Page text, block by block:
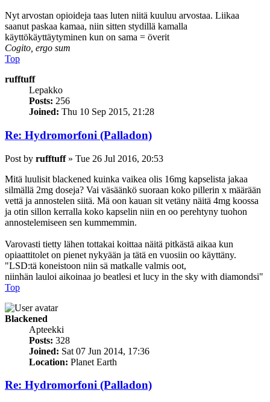
Nyt arvostan opioideja taas luten niitä kuuluu arvostaa. Liikaa
saanut paskaa kamaa, niin sitten stydillä kamalla
käyttökäyttäytyminen kun on sama = överit
Cogito, ergo sum
Top
rufftuff
Lepakko
Posts: 256
Joined: Thu 10 Sep 2015, 21:28
Re: Hydromorfoni (Palladon)
Post by rufftuff» Tue 26 Jul 2016, 20:53
Mitä luulisit blackened kuinka vaikea olis 16mg kapselista jakaa
silmällä 2mg doseja? Vai väsäänkö suoraan koko pillerin x määrään
vettä ja annostelen siitä. Mä oon kauan sit vetäny näitä 4mg koossa
ja otin sillon kerralla koko kapselin niin en oo perehtyny tuohon
annostelemiseen sen kummemmin.
Varovasti tietty lähen tottakai koittaa näitä pitkästä aikaa kun
opiaattitolet on pienet nykyään ja tätä en vuosiin oo käyttäny.
"LSD:tä koneistoon niin sä matkalle valmis oot,
niinhän lauloi aikoinaa jo beatlesi et lucy in the sky with diamondsi"
Top
Blackened
Apteekki
Posts: 328
Joined: Sat 07 Jun 2014, 17:36
Location: Planet Earth
Re: Hydromorfoni (Palladon)